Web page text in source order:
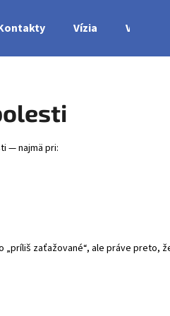
Vízia Výroba
— najmä pri:
zaťažované“, ale práve preto,